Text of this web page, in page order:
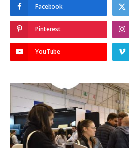
Facebook
Pinterest
YouTube